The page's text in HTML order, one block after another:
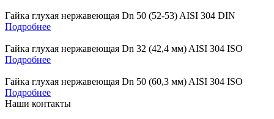
Гайка глухая нержавеющая Dn 50 (52-53) AISI 304 DIN
Подробнее
Гайка глухая нержавеющая Dn 32 (42,4 мм) AISI 304 ISO
Подробнее
Гайка глухая нержавеющая Dn 50 (60,3 мм) AISI 304 ISO
Подробнее
Наши контакты